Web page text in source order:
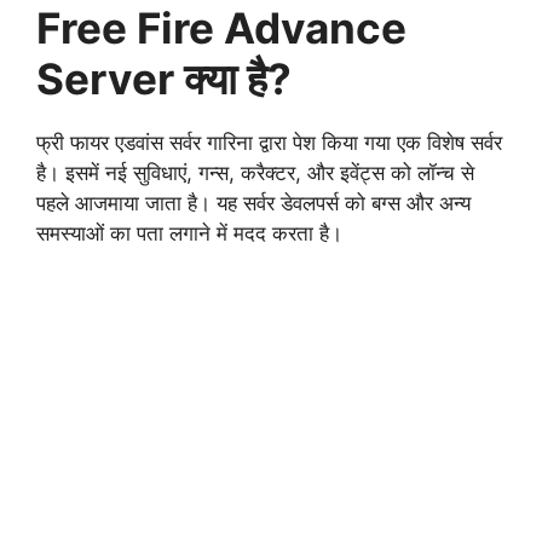
Free Fire Advance
Server क्या है?
फ्री फायर एडवांस सर्वर गारिना द्वारा पेश किया गया एक विशेष सर्वर
है। इसमें नई सुविधाएं, गन्स, करैक्टर, और इवेंट्स को लॉन्च से
पहले आजमाया जाता है। यह सर्वर डेवलपर्स को बग्स और अन्य
समस्याओं का पता लगाने में मदद करता है।